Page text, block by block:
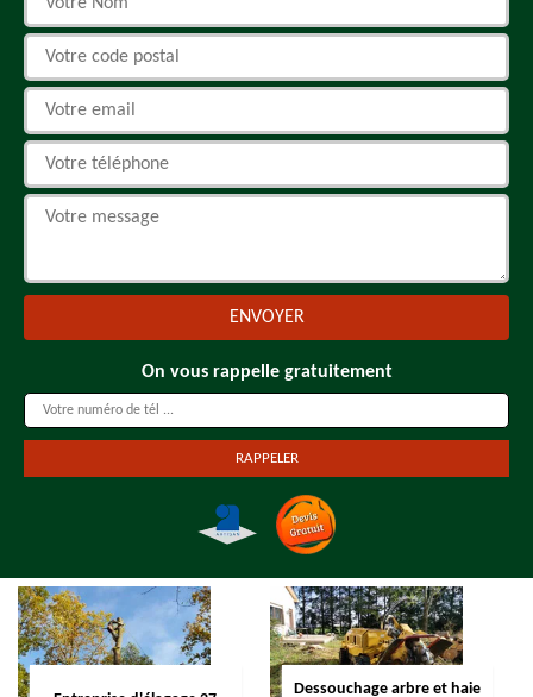
On vous rappelle gratuitement
Dessouchage arbre et haie